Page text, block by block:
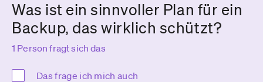
Was ist ein sinnvoller Plan für ein
Backup, das wirklich schützt?
1 Person fragt sich das
Das frage ich mich auch